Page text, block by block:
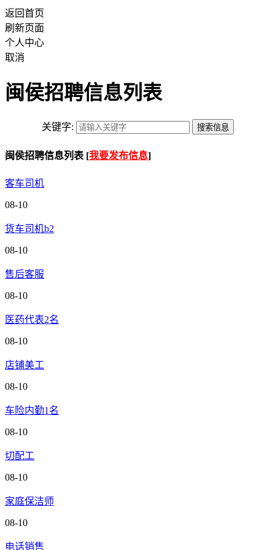
返回首页
刷新页面
个人中心
取消
闽侯招聘信息列表
关键字:
闽侯招聘信息列表 [我要发布信息]
客车司机
08-10
货车司机b2
08-10
售后客服
08-10
医药代表2名
08-10
店铺美工
08-10
车险内勤1名
08-10
切配工
08-10
家庭保洁师
08-10
电话销售